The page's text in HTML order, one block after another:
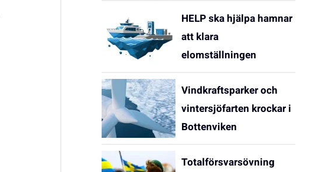
HELP ska hjälpa hamnar
att klara
elomställningen
Vindkraftsparker och
vintersjöfarten krockar i
Bottenviken
Totalförsvarsövning